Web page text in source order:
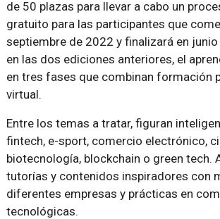
de 50 plazas para llevar a cabo un
gratuito para las participantes que
septiembre de 2022 y finalizará en
en las dos ediciones anteriores, el
en tres fases que combinan formación
virtual.
Entre los temas a tratar, figuran
fintech, e-sport, comercio electrónico,
biotecnología, blockchain o green tech.
tutorías y contenidos inspiradores con
diferentes empresas y prácticas en
tecnológicas.